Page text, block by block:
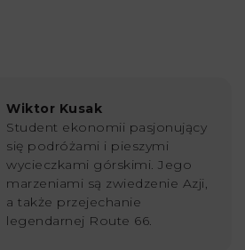
Wiktor Kusak
Student ekonomii pasjonujący
się podróżami i pieszymi
wycieczkami górskimi. Jego
marzeniami są zwiedzenie Azji,
a także przejechanie
legendarnej Route 66.